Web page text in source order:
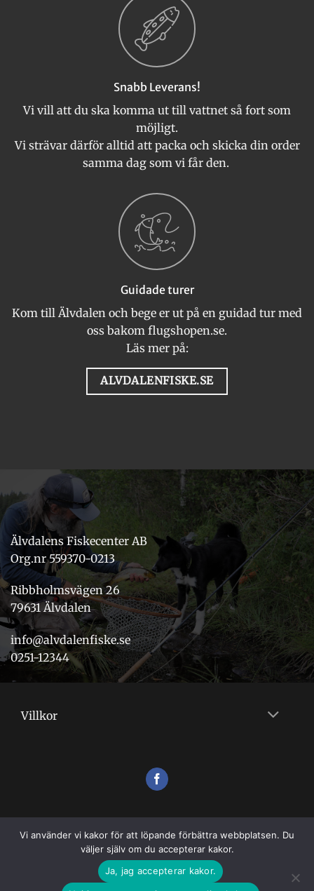
Snabb Leverans!
Vi vill att du ska komma ut till vattnet så fort som
möjligt.
Vi strävar därför alltid att packa och skicka din order
samma dag som vi får den.
Guidade turer
Kom till Älvdalen och bege er ut på en guidad tur med
oss bakom flugshopen.se.
Läs mer på:
ALVDALENFISKE.SE
Älvdalens Fiskecenter AB
Org.nr 559370-0213
Ribbholmsvägen 26
79631 Älvdalen
info@alvdalenfiske.se
0251-12344
Villkor
Vi använder vi kakor för att löpande förbättra webbplatsen. Du
väljer själv om du accepterar kakor.
Ja, jag accepterar kakor.